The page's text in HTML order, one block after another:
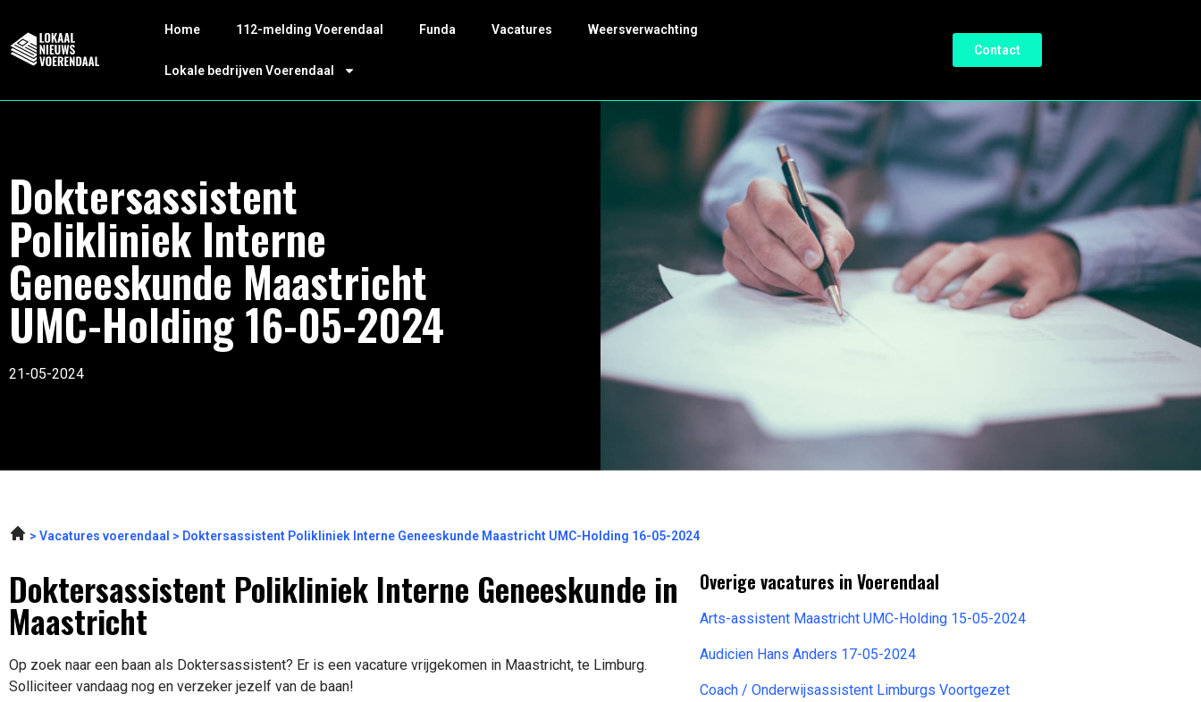
Home 112-melding Voerendaal Funda Vacatures Weersverwachting
Lokale bedrijven Voerendaal
Contact
Doktersassistent
Polikliniek Interne
Geneeskunde Maastricht
UMC-Holding 16-05-2024
21-05-2024
Vacatures voerendaal Doktersassistent Polikliniek Interne Geneeskunde Maastricht UMC-Holding 16-05-2024
Doktersassistent Polikliniek Interne Geneeskunde in
Maastricht
Op zoek naar een baan als Doktersassistent? Er is een vacature vrijgekomen in Maastricht, te Limburg.
Solliciteer vandaag nog en verzeker jezelf van de baan!
Overige vacatures in Voerendaal
Arts-assistent Maastricht UMC-Holding 15-05-2024
Audicien Hans Anders 17-05-2024
Coach / Onderwijsassistent Limburgs Voortgezet